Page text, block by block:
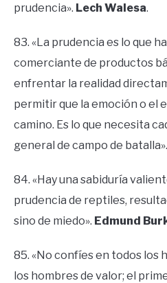
prudencia». Lech Walesa.
83. «La prudencia es lo que
comerciante de productos
enfrentar la realidad
permitir que la emoción o el
camino. Es lo que necesita
general de campo de batalla».
84. «Hay una sabiduría
prudencia de reptiles,
sino de miedo». Edmund
85. «No confíes en todos los
los hombres de valor; el